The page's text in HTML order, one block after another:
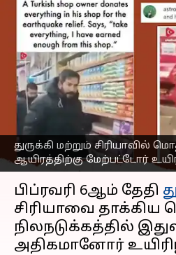
துருக்கி மற்றும் சிரியாவில்
ஆயிரத்திற்கு மேற்பட்டோர்
துருக்கி: தன்
இருந்த
நபர்
எழுதியவர் Sindhuja SM Feb 20, 2023
செய்தி முன்னோட்டம்
பிப்ரவரி 6ஆம் தேதி
சிரியாவை தாக்கிய
நிலநடுக்கத்தில்
அதிகமானோர்